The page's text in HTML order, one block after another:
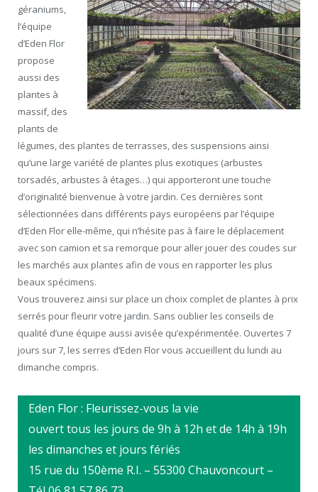
géraniums,
l’équipe
d’Eden Flor
propose
aussi des
plantes à
massif, des
plants de
légumes, des plantes de terrasses, des suspensions ainsi
qu’une large variété de plantes plus exotiques (arbustes
torsadés, arbustes à étages…) qui apporteront une touche
d’originalité bienvenue à votre jardin. Ces dernières sont
sélectionnées dans différents pays européens par l’équipe
d’Eden Flor elle-même, qui n’hésite pas à faire le déplacement
avec son camion et sa remorque pour aller jouer des coudes sur
les marchés aux plantes afin de vous en rapporter les plus
beaux spécimens.
Vous trouverez ainsi sur place un choix complet de plantes à prix
serrés pour fleurir votre jardin. Sans oublier les conseils de
qualité d’une équipe aussi avisée qu’expérimentée. Ouvertes 7
jours sur 7, les serres d’Eden Flor vous accueillent du lundi au
dimanche compris.
Eden Flor : Fleurissez-vous la vie
ouvert tous les jours de 9h à 12h et de 14h à 19h
les dimanches et jours fériés
15 rue du 150ème R.I. – 55300 Chauvoncourt –